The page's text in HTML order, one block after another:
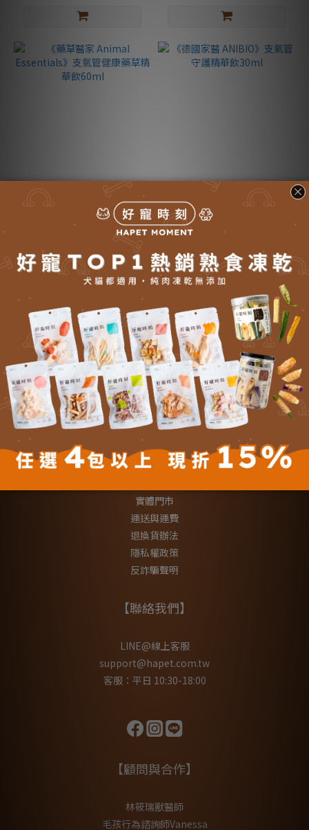
Essentials》支氣管健康藥
草精華飲60ml
NT$1,450
守護精華飲30ml
NT$1,090
【會員獨享】
會員分級回饋
點點換好禮
【顧客服務】
實體門市
運送與運費
退換貨辦法
隱私權政策
反詐騙聲明
【聯絡我們】
LINE@線上客服
support@hapet.com.tw
客服：平日 10:30-18:00
【顧問與合作】
林筱瑞獸醫師
毛孩行為諮詢師Vanessa